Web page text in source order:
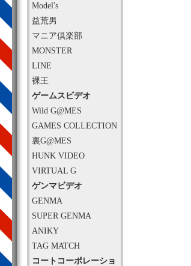
Model's
益荒男
マニア倶楽部
MONSTER
LINE
裸王
ゲームスビデオ
Wild G@MES
GAMES COLLECTION
裏G@MES
HUNK VIDEO
VIRTUAL G
ゲンマビデオ
GENMA
SUPER GENMA
ANIKY
TAG MATCH
コートコーポレーショ